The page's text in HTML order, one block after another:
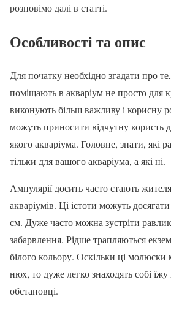
розповімо далі в статті.
Особливості та опис
Для початку необхідно згадати про
поміщають в акваріум не просто для
виконують більш важливу і корисну
можуть приносити відчутну користь
якого акваріума. Головне, знати, які
тільки для вашого акваріума, а які ні.
Ампулярії досить часто стають
акваріумів. Ці істоти можуть
см. Дуже часто можна зустріти
забарвлення. Рідше трапляються
білого кольору. Оскільки ці
нюх, то дуже легко знаходять собі їжу
обстановці.